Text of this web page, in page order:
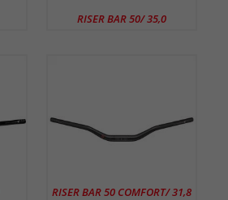
RISER BAR 50/ 35,0
RISER BAR 50 COMFORT/ 31,8